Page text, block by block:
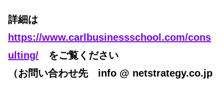
詳細は
https://www.carlbusinessschool.com/cons
ulting/ をご覧ください
（お問い合わせ先 info @ netstrategy.co.jp